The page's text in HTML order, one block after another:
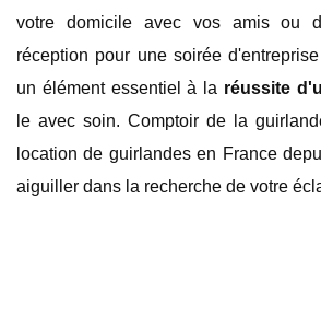
votre domicile avec vos amis ou
réception pour une soirée
un élément essentiel à la réussite
le avec soin. Comptoir de la
location de guirlandes en France
aiguiller dans la recherche de votre